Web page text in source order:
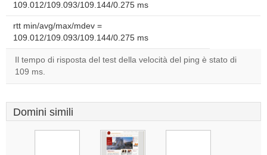
109.012/109.093/109.144/0.275 ms
rtt min/avg/max/mdev =
109.012/109.093/109.144/0.275 ms
Il tempo di risposta del test della velocità del ping è stato di
109 ms.
Domini simili